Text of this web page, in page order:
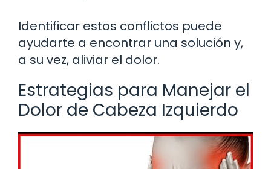
Identificar estos conflictos puede
ayudarte a encontrar una solución y,
a su vez, aliviar el dolor.
Estrategias para Manejar el
Dolor de Cabeza Izquierdo